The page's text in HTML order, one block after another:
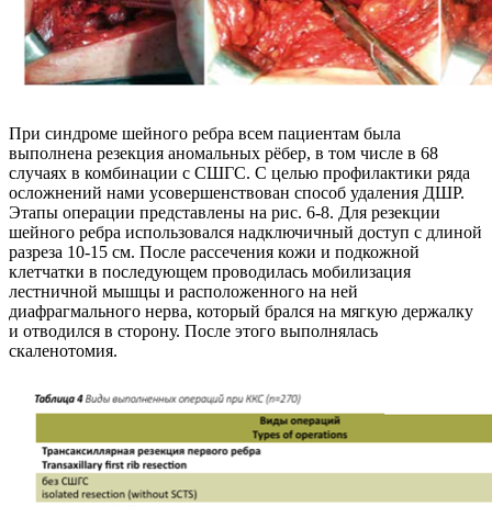
При синдроме шейного ребра всем пациентам была
выполнена резекция аномальных рёбер, в том числе в 68
случаях в комбинации с СШГС. С целью профилактики ряда
осложнений нами усовершенствован способ удаления ДШР.
Этапы операции представлены на рис. 6-8. Для резекции
шейного ребра использовался надключичный доступ с длиной
разреза 10-15 см. После рассечения кожи и подкожной
клетчатки в последующем проводилась мобилизация
лестничной мышцы и расположенного на ней
диафрагмального нерва, который брался на мягкую держалку
и отводился в сторону. После этого выполнялась
скаленотомия.